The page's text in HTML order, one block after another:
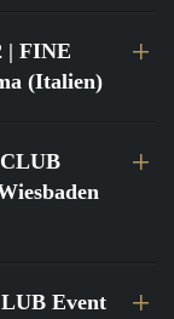
| FINE
(Italien)
Event